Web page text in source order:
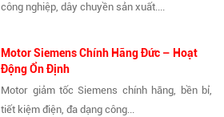
công nghiệp, dây chuyền sản xuất....
Motor Siemens Chính Hãng Đức – Hoạt
Động Ổn Định
Motor giảm tốc Siemens chính hãng, bền bỉ,
tiết kiệm điện, đa dạng công...